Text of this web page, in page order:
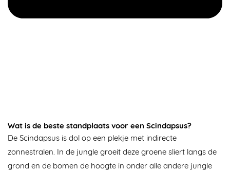
Wat is de beste standplaats voor een Scindapsus?
De Scindapsus is dol op een plekje met indirecte
zonnestralen. In de jungle groeit deze groene sliert langs de
grond en de bomen de hoogte in onder alle andere jungle